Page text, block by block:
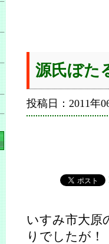
源氏ぼた
投稿日：2011年
いすみ市大原
りでしたが！